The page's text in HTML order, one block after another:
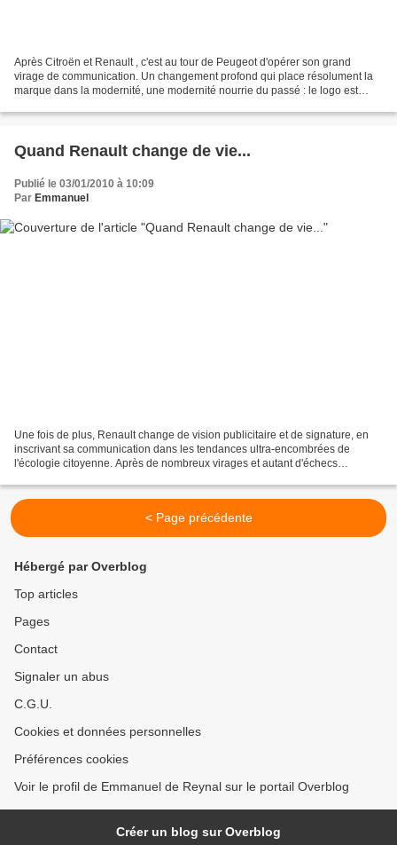
Après Citroën et Renault , c'est au tour de Peugeot d'opérer son grand
virage de communication. Un changement profond qui place résolument la
marque dans la modernité, une modernité nourrie du passé : le logo est
Quand Renault change de vie...
Publié le 03/01/2010 à 10:09
Par Emmanuel
Une fois de plus, Renault change de vision publicitaire et de signature, en
inscrivant sa communication dans les tendances ultra-encombrées de
l'écologie citoyenne. Après de nombreux virages et autant d'échecs
< Page précédente
Hébergé par Overblog
Top articles
Pages
Contact
Signaler un abus
C.G.U.
Cookies et données personnelles
Préférences cookies
Voir le profil de Emmanuel de Reynal sur le portail Overblog
Créer un blog sur Overblog